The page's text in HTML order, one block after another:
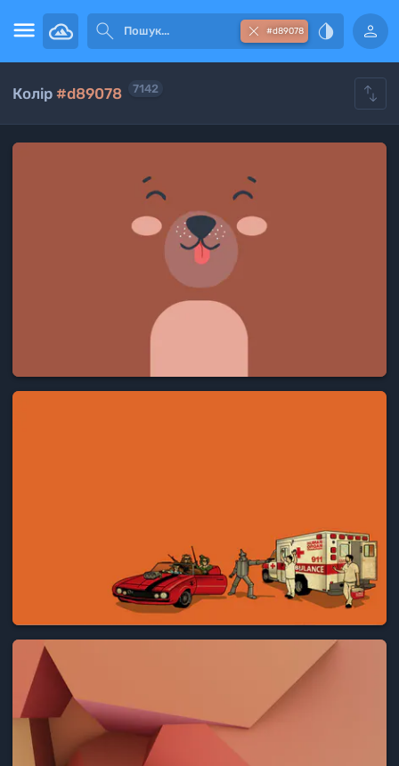
  
 #d89078 
Колір #d89078 7142 